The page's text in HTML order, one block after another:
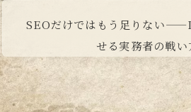
SEOだけではもう足りない
せる実務者の戦い